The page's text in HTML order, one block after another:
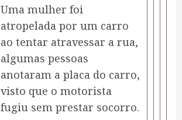
Uma mulher foi
atropelada por um carro
ao tentar atravessar a rua,
algumas pessoas
anotaram a placa do carro,
visto que o motorista
fugiu sem prestar socorro.